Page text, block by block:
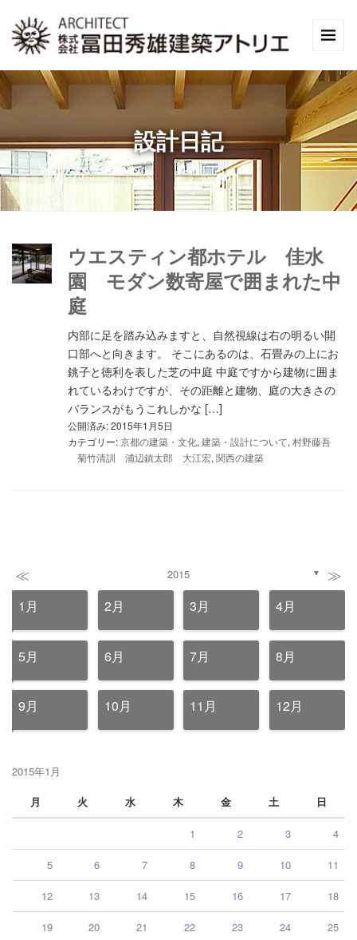
設計日記
ウエスティン都ホテル 佳水
園 モダン数寄屋で囲まれた中
庭
内部に足を踏み込みますと、自然視線は右の明るい開
口部へと向きます。 そこにあるのは、石畳みの上にお
銚子と徳利を表した芝の中庭 中庭ですから建物に囲ま
れているわけですが、その距離と建物、庭の大きさの
バランスがもうこれしかな […]
公開済み: 2015年1月5日
カテゴリー:京都の建築・文化, 建築・設計について, 村野藤吾
菊竹清訓 浦辺鎮太郎 大江宏, 関西の建築
≪ 2015 ▼ ≫
1月 2月 3月 4月
5月 6月 7月 8月
9月 10月 11月 12月
2015年1月
月
火 水 木 金 土 日
1 2 3 4
5 6 7 8 9 10 11
12 13 14 15 16 17 18
19 20 21 22 23 24 25